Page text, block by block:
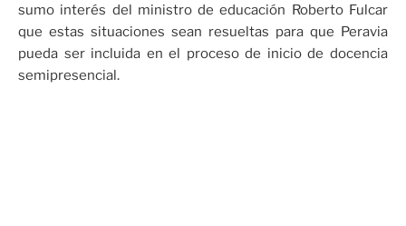
sumo interés del ministro de educación Roberto Fulcar
que estas situaciones sean resueltas para que Peravia
pueda ser incluida en el proceso de inicio de docencia
semipresencial.